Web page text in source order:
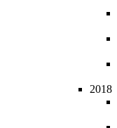
2018